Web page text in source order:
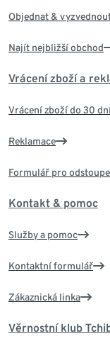
Objednat &
Najít nejbližší obchod
Vrácení zboží a
Vrácení zboží do 30
Reklamace
Formulář pro
Kontakt & pomoc
Služby a pomoc
Kontaktní formulář
Zákaznická linka
Věrnostní klub